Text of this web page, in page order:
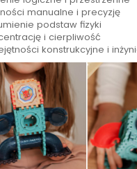
manualne i precyzję
podstaw fizyki
i cierpliwość
konstrukcyjne i